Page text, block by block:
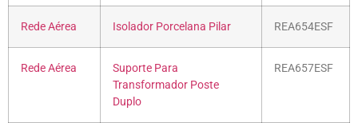
Rede Aérea Isolador Porcelana Pilar REA654ESF
Rede Aérea
Suporte Para
Transformador Poste
Duplo
REA657ESF